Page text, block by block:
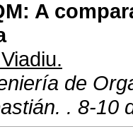
A
de
. 8-10